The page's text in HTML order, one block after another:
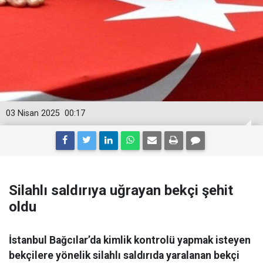
00:17
03 Nisan 2025
Silahlı saldırıya uğrayan bekçi şehit
oldu
İstanbul Bağcılar’da kimlik kontrolü yapmak isteyen
bekçilere yönelik silahlı saldırıda yaralanan bekçi